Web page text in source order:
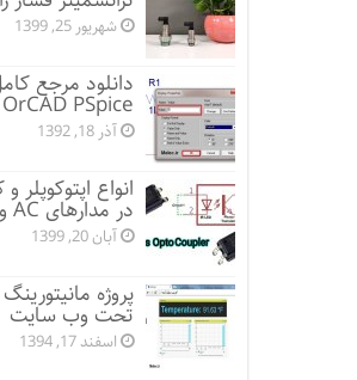
شهریور 25, 1399
دانلود مرجع
OrCAD PSpice
آذر 18, 1392
انواع اپتوکوپلر
در مدارهای AC و DC
آبان 20, 1399
پروژه
تحت وب سایت
اسفند 17, 1394